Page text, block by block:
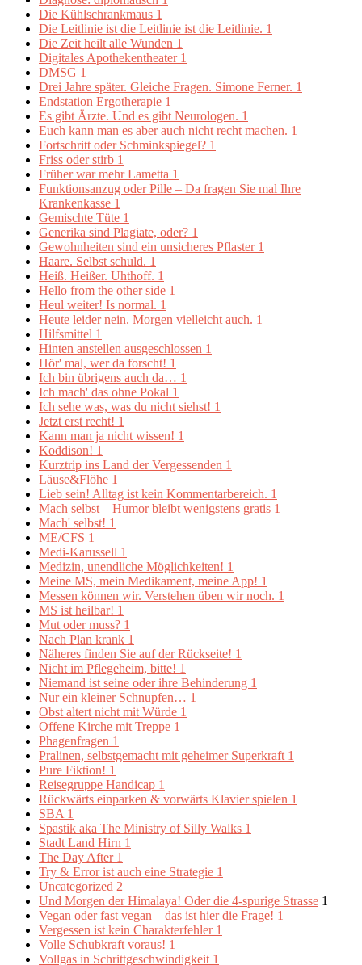
Die Kühlschrankmaus 1
Die Leitlinie ist die Leitlinie ist die Leitlinie. 1
Die Zeit heilt alle Wunden 1
Digitales Apothekentheater 1
DMSG 1
Drei Jahre später. Gleiche Fragen. Simone Ferner. 1
Endstation Ergotherapie 1
Es gibt Ärzte. Und es gibt Neurologen. 1
Euch kann man es aber auch nicht recht machen. 1
Fortschritt oder Schminkspiegel? 1
Friss oder stirb 1
Früher war mehr Lametta 1
Funktionsanzug oder Pille – Da fragen Sie mal Ihre
Krankenkasse 1
Gemischte Tüte 1
Generika sind Plagiate, oder? 1
Gewohnheiten sind ein unsicheres Pflaster 1
Haare. Selbst schuld. 1
Heiß. Heißer. Uhthoff. 1
Hello from the other side 1
Heul weiter! Is normal. 1
Heute leider nein. Morgen vielleicht auch. 1
Hilfsmittel 1
Hinten anstellen ausgeschlossen 1
Hör' mal, wer da forscht! 1
Ich bin übrigens auch da… 1
Ich mach' das ohne Pokal 1
Ich sehe was, was du nicht siehst! 1
Jetzt erst recht! 1
Kann man ja nicht wissen! 1
Koddison! 1
Kurztrip ins Land der Vergessenden 1
Läuse&Flöhe 1
Lieb sein! Alltag ist kein Kommentarbereich. 1
Mach selbst – Humor bleibt wenigstens gratis 1
Mach' selbst! 1
ME/CFS 1
Medi-Karussell 1
Medizin, unendliche Möglichkeiten! 1
Meine MS, mein Medikament, meine App! 1
Messen können wir. Verstehen üben wir noch. 1
MS ist heilbar! 1
Mut oder muss? 1
Nach Plan krank 1
Näheres finden Sie auf der Rückseite! 1
Nicht im Pflegeheim, bitte! 1
Niemand ist seine oder ihre Behinderung 1
Nur ein kleiner Schnupfen… 1
Obst altert nicht mit Würde 1
Offene Kirche mit Treppe 1
Phagenfragen 1
Pralinen, selbstgemacht mit geheimer Superkraft 1
Pure Fiktion! 1
Reisegruppe Handicap 1
Rückwärts einparken & vorwärts Klavier spielen 1
SBA 1
Spastik aka The Ministry of Silly Walks 1
Stadt Land Hirn 1
The Day After 1
Try & Error ist auch eine Strategie 1
Uncategorized 2
Und Morgen der Himalaya! Oder die 4-spurige Strasse 1
Vegan oder fast vegan – das ist hier die Frage! 1
Vergessen ist kein Charakterfehler 1
Volle Schubkraft voraus! 1
Vollgas in Schrittgeschwindigkeit 1